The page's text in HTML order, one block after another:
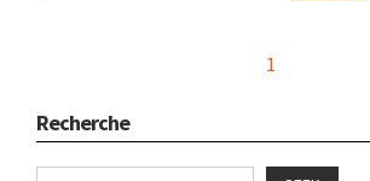
1
Recherche